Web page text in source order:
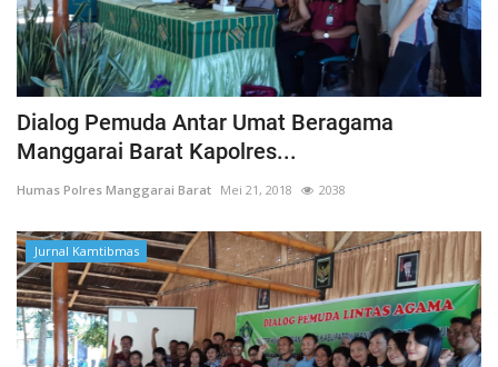
Dialog Pemuda Antar Umat Beragama
Manggarai Barat Kapolres...
Humas Polres Manggarai Barat Mei 21, 2018 2038
Jurnal Kamtibmas